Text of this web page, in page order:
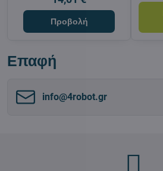
Προβολή
Επαφή
info​@4robot​.gr